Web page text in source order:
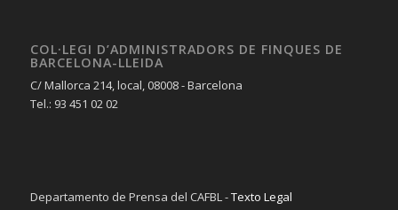
COL·LEGI D’ADMINISTRADORS DE FINQUES DE
BARCELONA-LLEIDA
C/ Mallorca 214, local, 08008 - Barcelona
Tel.: 93 451 02 02
Departamento de Prensa del CAFBL -Texto Legal